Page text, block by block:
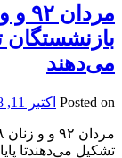
بازنشستگان
می‌دهند
Posted on اکتبر 11, 2018